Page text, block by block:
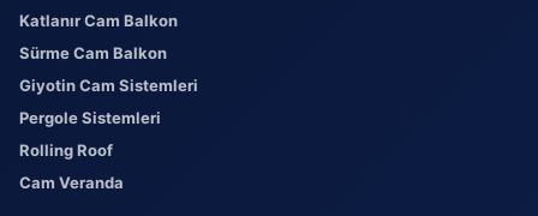
Katlanır Cam Balkon
Sürme Cam Balkon
Giyotin Cam Sistemleri
Pergole Sistemleri
Rolling Roof
Cam Veranda